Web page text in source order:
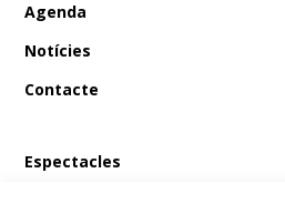
Agenda
Notícies
Contacte
Espectacles